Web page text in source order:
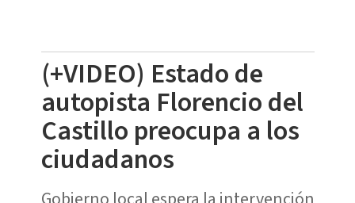
(+VIDEO) Estado de
autopista Florencio del
Castillo preocupa a los
ciudadanos